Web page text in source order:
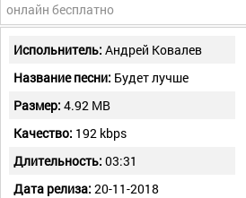
онлайн бесплатно
Испольнитель: Андрей Ковалев
Название песни: Будет лучше
Размер: 4.92 MB
Качество: 192 kbps
Длительность: 03:31
Дата релиза: 20-11-2018